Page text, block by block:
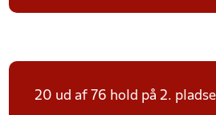
20 ud af 76 hold på 2.